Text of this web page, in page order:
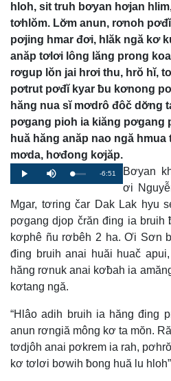
hloh, sit truh bơyan hơjan
tơhlŏm. Lơ̆m anun, rơnoh
pơjing hmar đơi, hlăk ngă kơ
anăp tơlơi lông lăng prong
rơgup lŏn jai hrơi thu, hrŏ hĭ,
pơtrut pơđĭ kyar ƀu kơnong
hăng nua sĭ mơdrô đôč dơ̆ng
pơgang pioh ia kiăng pơgang
huă hăng anăp nao ngă
mơda, hơđong kơjăp.
Play Mute Loaded
0%
Progress
0%
Remaining
-6:51
Bơyan
ơi
Mgar, tơring čar Dak Lak hyu
pơgang djop črăn đing ia bruih
kơphê ñu rơbêh 2 ha. Ơi Sơn
đing bruih anai huăi huač
hăng rơnuk anai kơƀah ia
kơtang ngă.
“Hlâo adih bruih ia hăng đing
anun rơngiă mông kơ ta mŏn.
tơdjôh anai pơkrem ia rah,
kơ tơlơi bơwih ƀong huă lu